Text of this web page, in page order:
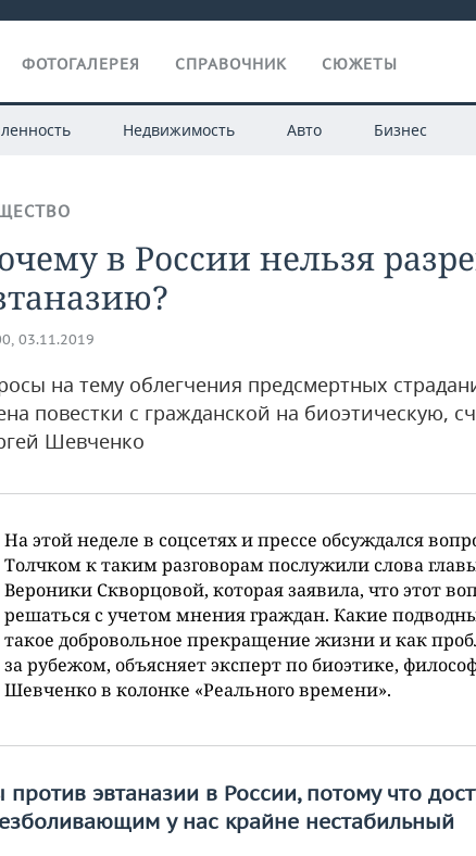
ФОТОГАЛЕРЕЯ СПРАВОЧНИК СЮЖЕТЫ
Недвижимость Авто Бизнес
в России нельзя
03.11.2019
на тему облегчения предсмертных
повестки с гражданской на биоэтическую,
Шевченко
На этой неделе в соцсетях и прессе обсуждался
Толчком к таким разговорам послужили слова
Вероники Скворцовой, которая заявила, что этот
решаться с учетом мнения граждан. Какие
такое добровольное прекращение жизни и как
за рубежом, объясняет эксперт по биоэтике,
Шевченко в колонке «Реального времени».
эвтаназии в России, потому что
у нас крайне нестабильный